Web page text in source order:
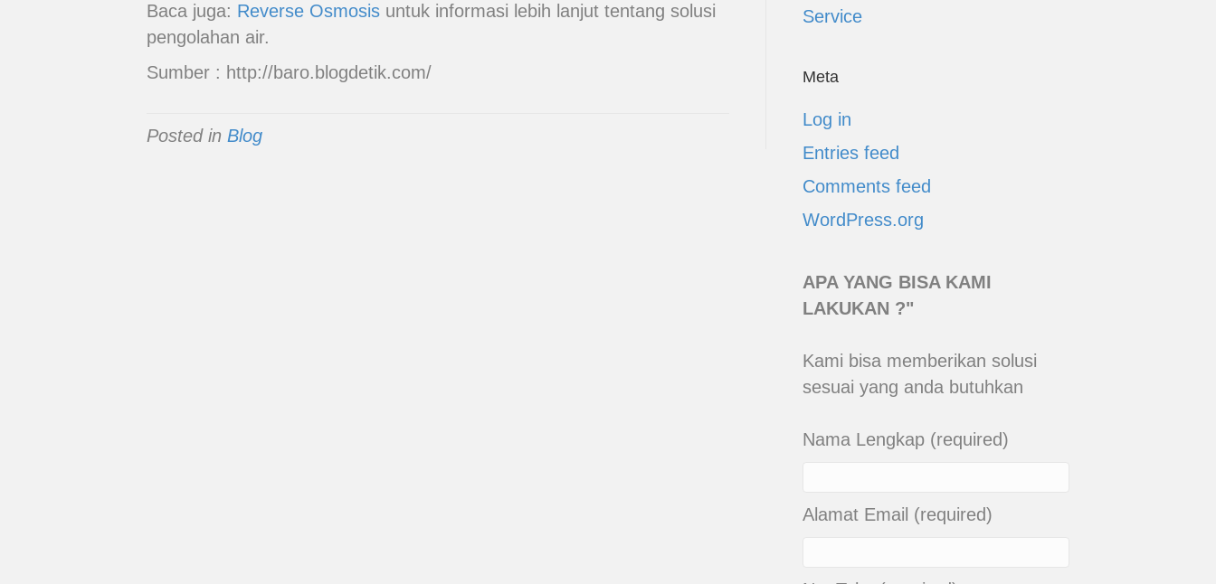
Baca juga: Reverse Osmosis untuk informasi lebih lanjut tentang solusi
pengolahan air.
Sumber : http://baro.blogdetik.com/
Posted in Blog
Service
Meta
Log in
Entries feed
Comments feed
WordPress.org
APA YANG BISA KAMI
LAKUKAN ?"
Kami bisa memberikan solusi
sesuai yang anda butuhkan
Nama Lengkap (required)
Alamat Email (required)